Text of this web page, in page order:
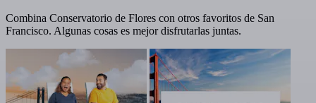
Combina Conservatorio de Flores con otros favoritos de San
Francisco. Algunas cosas es mejor disfrutarlas juntas.